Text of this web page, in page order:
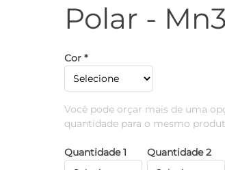
Polar -
Cor *
Você pode orçar mais de uma
quantidade para o mesmo
Quantidade 1 Quantidade 2